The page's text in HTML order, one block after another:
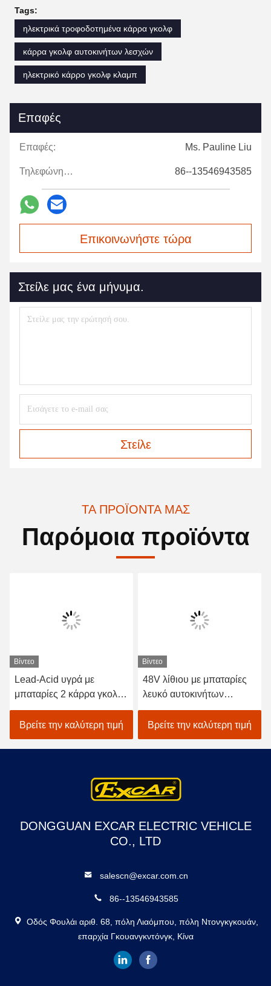
Tags:
ηλεκτρικά τροφοδοτημένα κάρρα γκολφ
κάρρα γκολφ αυτοκινήτων λεσχών
ηλεκτρικό κάρρο γκολφ κλαμπ
Επαφές
Επαφές: Ms. Pauline Liu
Τηλεφώνημα: 86--13546943585
Επικοινωνήστε τώρα
Στείλε μας ένα μήνυμα.
Στείλε
ΤΑ ΠΡΟΪΌΝΤΑ ΜΑΣ
Παρόμοια προϊόντα
Βίντεο
Lead-Acid υγρά με
μπαταρίες 2 κάρρα γκολφ
καθισμάτων/ηλεκτρικό με
λάθη γκολφ αυτοκινήτων
Βρείτε την καλύτερη τιμή
Βίντεο
48V λίθιου με μπαταρίες
λευκό αυτοκινήτων
EXCAR A1S6+2 γκολφ
οχημάτων ηλεκτρικό
Βρείτε την καλύτερη τιμή
DONGGUAN EXCAR ELECTRIC VEHICLE
CO., LTD
salescn@excar.com.cn
86--13546943585
Οδός Φουλάι αριθ. 68, πόλη Λιαόμπου, πόλη Ντονγκγκουάν,
επαρχία Γκουανγκντόνγκ, Κίνα